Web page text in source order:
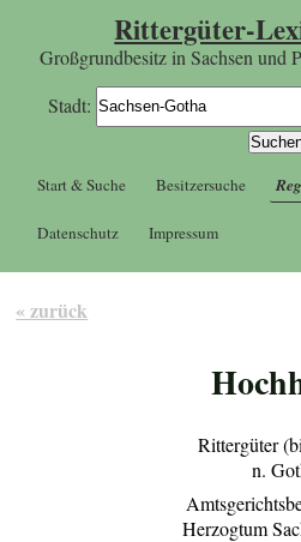
Rittergüter-
Großgrundbesitz in Sachsen und
Stadt:
Start & Suche Besitzersuche
Datenschutz Impressum
« zurück
Rittergüter
n.
Herzogtum